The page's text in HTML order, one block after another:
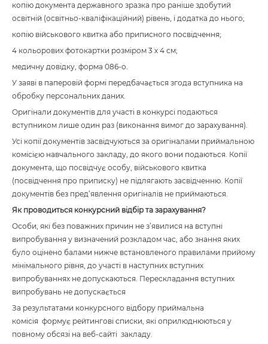
копію документа державного зразка про раніше здобутий
освітній (освітньо-кваліфікаційний) рівень, і додатка до нього;
копію військового квитка або приписного посвідчення;
4 кольорових фотокартки розміром 3 х 4 см;
медичну довідку, форма 086-о.
У заяві в паперовій формі передбачається згода вступника на
обробку персональних даних.
Оригінали документів для участі в конкурсі подаються
вступником лише один раз (виконання вимог до зарахування).
Усі копії документів засвідчуються за оригіналами приймальною
комісією навчального закладу, до якого вони подаються. Копії
документа, що посвідчує особу, військового квитка
(посвідчення про приписку) не підлягають засвідченню. Копії
документів без пред’явлення оригіналів не приймаються.
Як проводиться конкурсний відбір та зарахування?
Особи, які без поважних причин не з’явилися на вступні
випробування у визначений розкладом час, або знання яких
було оцінено балами нижче встановленого правилами прийому
мінімального рівня, до участі в наступних вступних
випробуваннях не допускаються. Перескладання вступних
випробувань не допускається
За результатами конкурсного відбору приймальна
комісія формує рейтингові списки, які оприлюднюються у
повному обсязі на веб-сайті закладу.